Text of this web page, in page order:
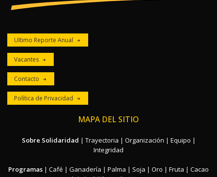
Ultimo Reporte Anual
Vacantes
Contacto
Política de Privacidad
MAPA DEL SITIO
Sobre Solidaridad | Trayectoria | Organización | Equipo |
Integridad
Programas | Café | Ganadería | Palma | Soja | Oro | Fruta | Cacao